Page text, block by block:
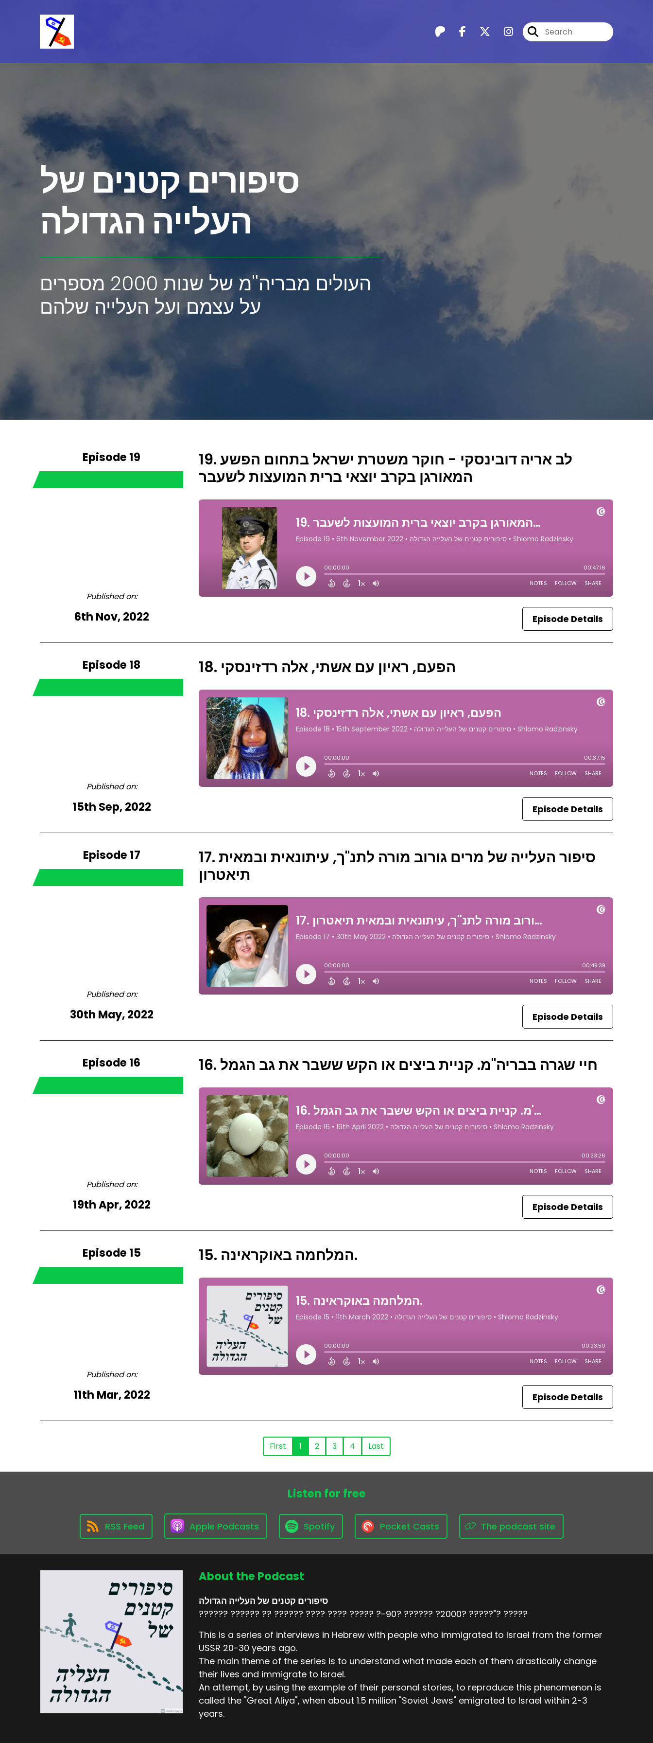
סיפורים קטנים של
העלייה הגדולה
העולים מבריה''מ של שנות 2000 מספרים
על עצמם ועל העלייה שלהם
Episode 19
Published on:
6th Nov, 2022
19. לב אריה דובינסקי - חוקר משטרת ישראל בתחום הפשע
המאורגן בקרב יוצאי ברית המועצות לשעבר
Episode Details
Episode 18
Published on:
15th Sep, 2022
18. הפעם, ראיון עם אשתי, אלה רדזינסקי
Episode Details
Episode 17
Published on:
30th May, 2022
17. סיפור העלייה של מרים גורוב מורה לתנ''ך, עיתונאית ובמאית
תיאטרון
Episode Details
Episode 16
Published on:
19th Apr, 2022
16. חיי שגרה בבריה''מ. קניית ביצים או הקש ששבר את גב הגמל
Episode Details
Episode 15
Published on:
11th Mar, 2022
15. המלחמה באוקראינה.
Episode Details
First 1 2 3 4 Last
Listen for free
RSS Feed Apple Podcasts Spotify Pocket Casts The podcast site
About the Podcast
סיפורים קטנים של העלייה הגדולה
?????? ?????? ?? ?????? ???? ???? ????? ?-90? ?????? ?2000? ?????"? ?????
This is a series of interviews in Hebrew with people who immigrated to Israel from the former
USSR 20-30 years ago.
The main theme of the series is to understand what made each of them drastically change
their lives and immigrate to Israel.
An attempt, by using the example of their personal stories, to reproduce this phenomenon is
called the "Great Aliya", when about 1.5 million "Soviet Jews" emigrated to Israel within 2-3
years.